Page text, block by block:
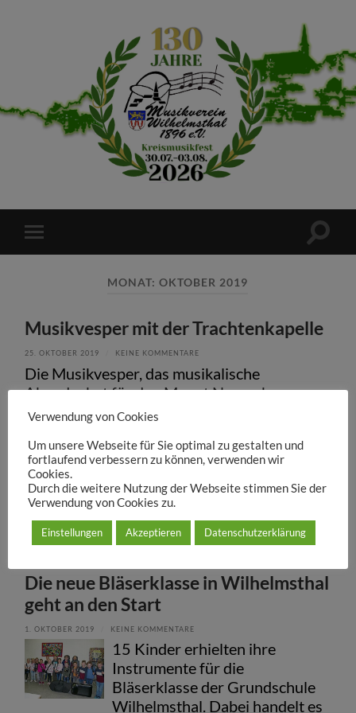
Mobile-
Menü
MONAT:OKTOBER 2019
Musikvesper mit der Trachtenkapelle
25. OKTOBER 2019 KEINE KOMMENTARE
Die Musikvesper, das musikalische
Abendgebet für den Monat November,
findet, letztmals vor der Winterpause, am
18 Uhr in der Pfarrkirche St. Josef
Wilhelmsth...
mehr auf inFranken.de
Die neue Bläserklasse in Wilhelmsthal
geht an den Start
1. OKTOBER 2019 KEINE KOMMENTARE
15 Kinder erhielten ihre
Instrumente für die
Bläserklasse der Grundschule
Wilhelmsthal. Dabei handelt es
Verwendung von Cookies
Um unsere Webseite für Sie optimal zu gestalten und
fortlaufend verbessern zu können, verwenden wir
Cookies.
Durch die weitere Nutzung der Webseite stimmen Sie der
Verwendung von Cookies zu.
Einstellungen Akzeptieren Datenschutzerklärung